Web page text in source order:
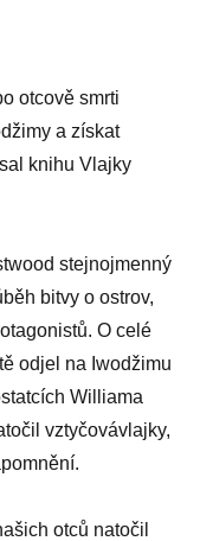
otcově smrti
a získat
knihu Vlajky
stejnojmenný
bitvy o ostrov,
O celé
odjel na Iwodžimu
Williama
vztyčovávlajky,
otců natočil